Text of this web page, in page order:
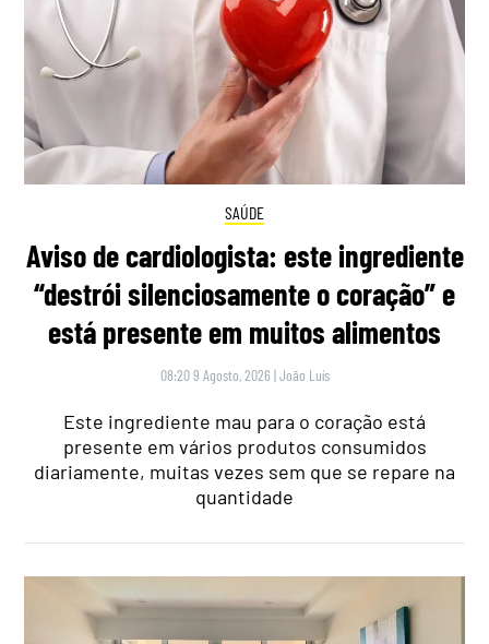
SAÚDE
Aviso de cardiologista: este ingrediente
“destrói silenciosamente o coração” e
está presente em muitos alimentos
08:20 9 Agosto, 2026 |João Luís
Este ingrediente mau para o coração está
presente em vários produtos consumidos
diariamente, muitas vezes sem que se repare na
quantidade